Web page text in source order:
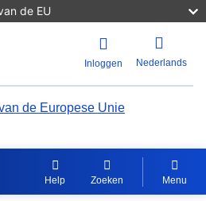
de EU
Inloggen Nederlands
de Europese Unie
Help Zoeken Menu